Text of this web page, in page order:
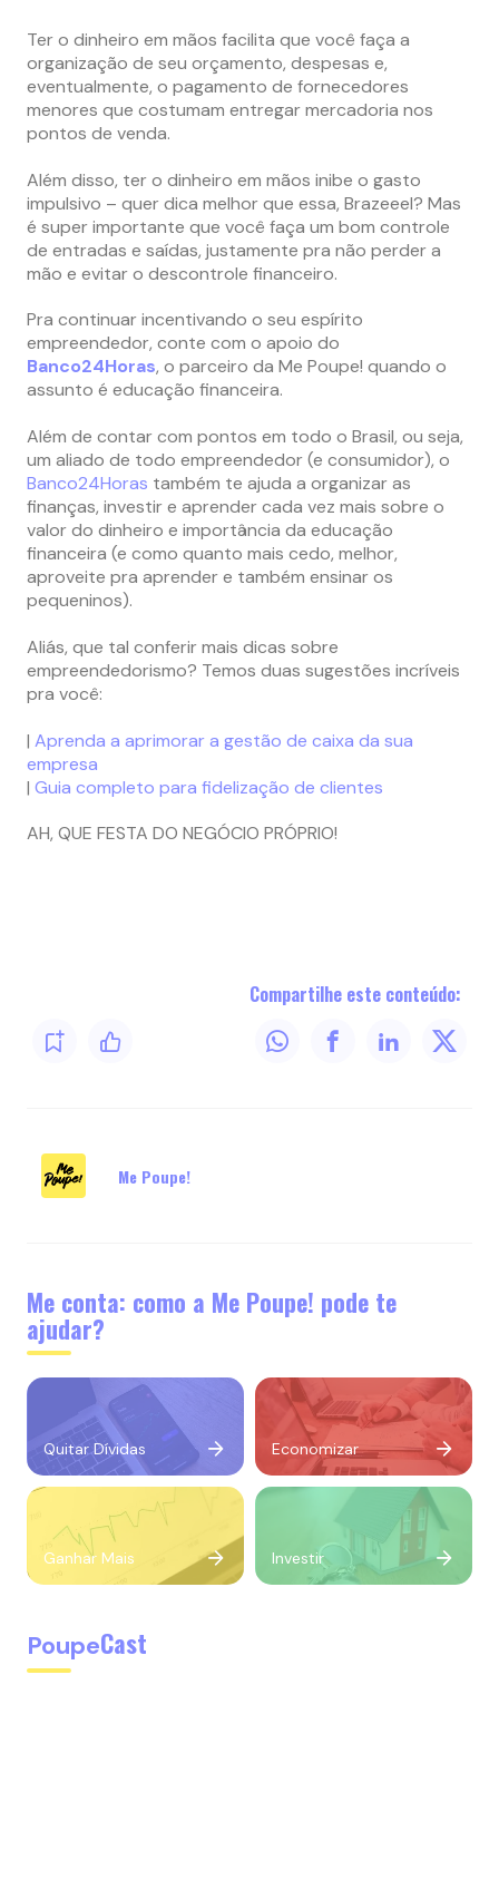
Ter o dinheiro em mãos facilita que você faça a
organização de seu orçamento, despesas e,
eventualmente, o pagamento de fornecedores
menores que costumam entregar mercadoria nos
pontos de venda.
Além disso, ter o dinheiro em mãos inibe o gasto
impulsivo – quer dica melhor que essa, Brazeeel? Mas
é super importante que você faça um bom controle
de entradas e saídas, justamente pra não perder a
mão e evitar o descontrole financeiro.
Pra continuar incentivando o seu espírito
empreendedor, conte com o apoio do
Banco24Horas, o parceiro da Me Poupe! quando o
assunto é educação financeira.
Além de contar com pontos em todo o Brasil, ou seja,
um aliado de todo empreendedor (e consumidor), o
Banco24Horas também te ajuda a organizar as
finanças, investir e aprender cada vez mais sobre o
valor do dinheiro e importância da educação
financeira (e como quanto mais cedo, melhor,
aproveite pra aprender e também ensinar os
pequeninos).
Aliás, que tal conferir mais dicas sobre
empreendedorismo? Temos duas sugestões incríveis
pra você:
| Aprenda a aprimorar a gestão de caixa da sua
empresa
| Guia completo para fidelização de clientes
AH, QUE FESTA DO NEGÓCIO PRÓPRIO!
Compartilhe este conteúdo:
Me Poupe!
Me conta: como a Me Poupe! pode te
ajudar?
Quitar Dívidas Economizar
Ganhar Mais Investir
PoupeCast